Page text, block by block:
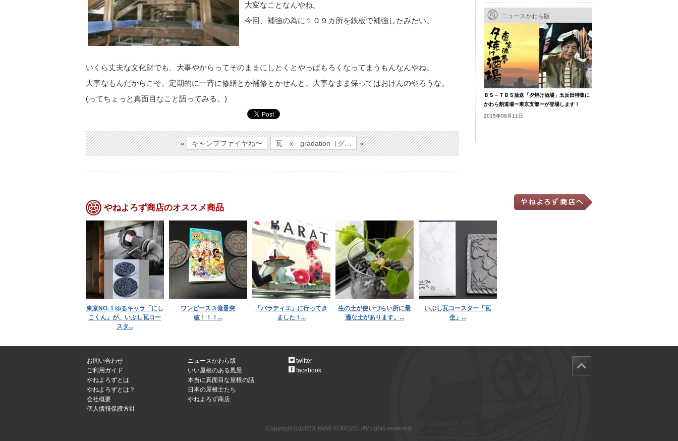
大変なことなんやね。
今回、補強の為に１０９カ所を鉄板で補強したみたい。
いくら丈夫な文化財でも、大事やからってそのままにしとくとやっぱもろくなってまうもんなんやね。
大事なもんだからこそ、定期的に一斉に修繕とか補修とかせんと、大事なまま保ってはおけんのやろうな。
(ってちょっと真面目なこと語ってみる。)
« キャンプファイヤね〜 瓦 x gradation（グ… »
ニュースかわら版
ＢＳ－ＴＢＳ放送「夕焼け酒場」五反田特集に
かわら割道場ー東京支部ーが登場します！
2015年09月11日
やねよろず商店のオススメ商品
東京NO.１ゆるキャラ「にし
こくん」が、いぶし瓦コー
スタ...
ワンピース３億冊突
破！！！...
「バラティエ」に行ってき
ました！...
生の土が使いづらい所に最
適な土があります。...
いぶし瓦コースター「瓦
坐」...
お問い合わせ
ご利用ガイド
やねよろずとは
やねよろずとは？
会社概要
個人情報保護方針
ニュースかわら版
いい屋根のある風景
本当に真面目な屋根の話
日本の屋根士たち
やねよろず商店
twitter
facebook
Copyright (c)2013 YANEYOROZU. All rights reserved.